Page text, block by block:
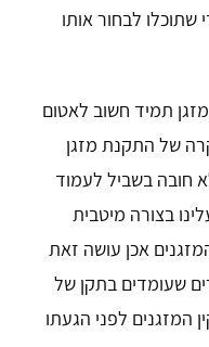
שתוכלו לבחור אותו
תמיד חשוב לאטום
של התקנת מזגן
חובה בשביל לעמוד
בצורה מיטבית
אכן עושה זאת
שעומדים בתקן של
המזגנים לפני הגעתו